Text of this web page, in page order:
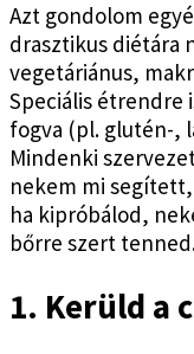
Azt gondolom
drasztikus diétára
vegetáriánus,
Speciális étrendre
fogva (pl. glutén-,
Mindenki
nekem mi
ha kipróbálod,
bőrre szert
1. Kerüld a